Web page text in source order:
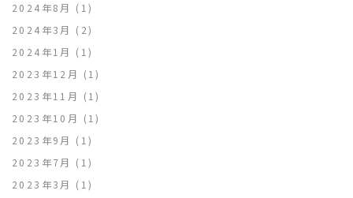
2024年8月
(1)
2024年3月
(2)
2024年1月
(1)
2023年12月
(1)
2023年11月
(1)
2023年10月
(1)
2023年9月
(1)
2023年7月
(1)
2023年3月
(1)